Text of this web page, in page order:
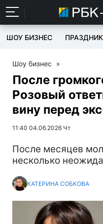
ШОУ БИЗНЕС
Шоу бизнес »
После
Розовый
вину перед
11:40 04.06.2026 Чт
После месяцев
несколько
КАТЕРИНА СОБКОВА